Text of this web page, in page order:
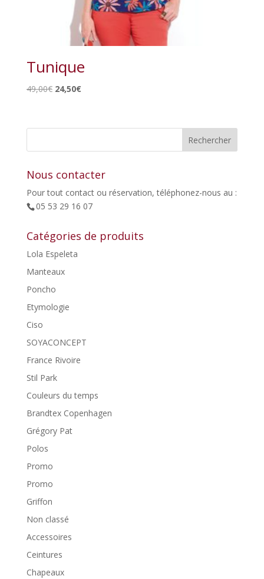
Tunique
49,00€ Le
était :
24,50€Le
est :
Nous contacter
Pour tout contact ou réservation, téléphonez-nous au :
05 53 29 16 07
Catégories de produits
Lola Espeleta
Manteaux
Poncho
Etymologie
Ciso
SOYACONCEPT
France Rivoire
Stil Park
Couleurs du temps
Brandtex Copenhagen
Grégory Pat
Polos
Promo
Promo
Griffon
Non classé
Accessoires
Ceintures
Chapeaux